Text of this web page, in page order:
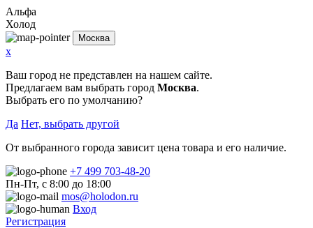
Альфа
Холод
Москва
x
Ваш город не представлен на нашем сайте.
Предлагаем вам выбрать город Москва.
Выбрать его по умолчанию?
Да Нет, выбрать другой
От выбранного города зависит цена товара и его наличие.
+7 499 703-48-20
Пн-Пт, с 8:00 до 18:00
mos@holodon.ru
Вход
Регистрация